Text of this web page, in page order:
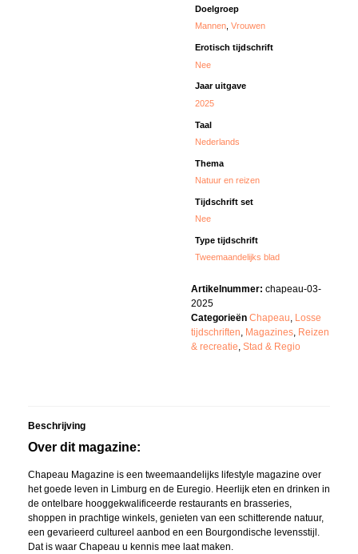
Doelgroep
Mannen,Vrouwen
Erotisch tijdschrift
Nee
Jaar uitgave
2025
Taal
Nederlands
Thema
Natuur en reizen
Tijdschrift set
Nee
Type tijdschrift
Tweemaandelijks blad
Artikelnummer: chapeau-03-
2025
Categorieën Chapeau, Losse
tijdschriften, Magazines, Reizen
& recreatie, Stad & Regio
Beschrijving
Over dit magazine:
Chapeau Magazine is een tweemaandelijks lifestyle magazine over
het goede leven in Limburg en de Euregio. Heerlijk eten en drinken in
de ontelbare hooggekwalificeerde restaurants en brasseries,
shoppen in prachtige winkels, genieten van een schitterende natuur,
een gevarieerd cultureel aanbod en een Bourgondische levensstijl.
Dat is waar Chapeau u kennis mee laat maken.